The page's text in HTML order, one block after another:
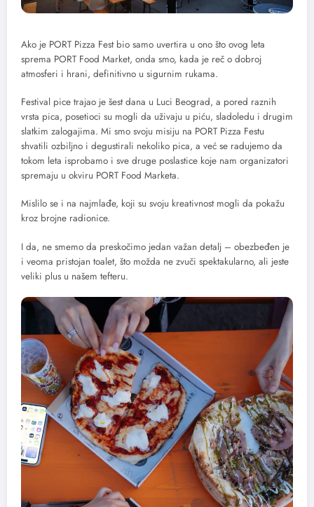
Ako je PORT Pizza Fest bio samo uvertira u ono što ovog leta
sprema PORT Food Market, onda smo, kada je reč o dobroj
atmosferi i hrani, definitivno u sigurnim rukama.
Festival pice trajao je šest dana u Luci Beograd, a pored raznih
vrsta pica, posetioci su mogli da uživaju u piću, sladoledu i drugim
slatkim zalogajima. Mi smo svoju misiju na PORT Pizza Festu
shvatili ozbiljno i degustirali nekoliko pica, a već se radujemo da
tokom leta isprobamo i sve druge poslastice koje nam organizatori
spremaju u okviru PORT Food Marketa.
Mislilo se i na najmlađe, koji su svoju kreativnost mogli da pokažu
kroz brojne radionice.
I da, ne smemo da preskočimo jedan važan detalj – obezbeđen je
i veoma pristojan toalet, što možda ne zvuči spektakularno, ali jeste
veliki plus u našem tefteru.